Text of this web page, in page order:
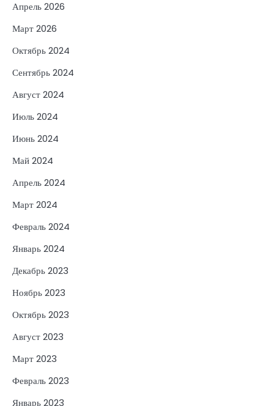
Апрель 2026
Март 2026
Октябрь 2024
Сентябрь 2024
Август 2024
Июль 2024
Июнь 2024
Май 2024
Апрель 2024
Март 2024
Февраль 2024
Январь 2024
Декабрь 2023
Ноябрь 2023
Октябрь 2023
Август 2023
Март 2023
Февраль 2023
Январь 2023